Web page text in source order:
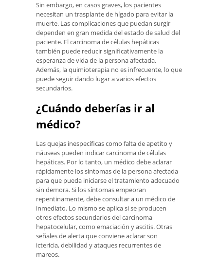
Sin embargo, en casos graves, los pacientes
necesitan un trasplante de hígado para evitar la
muerte. Las complicaciones que puedan surgir
dependen en gran medida del estado de salud del
paciente. El carcinoma de células hepáticas
también puede reducir significativamente la
esperanza de vida de la persona afectada.
Además, la quimioterapia no es infrecuente, lo que
puede seguir dando lugar a varios efectos
secundarios.
¿Cuándo deberías ir al
médico?
Las quejas inespecíficas como falta de apetito y
náuseas pueden indicar carcinoma de células
hepáticas. Por lo tanto, un médico debe aclarar
rápidamente los síntomas de la persona afectada
para que pueda iniciarse el tratamiento adecuado
sin demora. Si los síntomas empeoran
repentinamente, debe consultar a un médico de
inmediato. Lo mismo se aplica si se producen
otros efectos secundarios del carcinoma
hepatocelular, como emaciación y ascitis. Otras
señales de alerta que conviene aclarar son
ictericia, debilidad y ataques recurrentes de
mareos.